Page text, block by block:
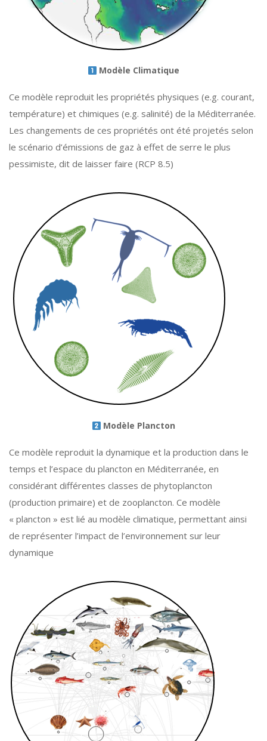
Modèle Climatique
Ce modèle reproduit les propriétés physiques (e.g. courant,
température) et chimiques (e.g. salinité) de la Méditerranée.
Les changements de ces propriétés ont été projetés selon
le scénario d’émissions de gaz à effet de serre le plus
pessimiste, dit de laisser faire (RCP 8.5)
Modèle Plancton
Ce modèle reproduit la dynamique et la production dans le
temps et l’espace du plancton en Méditerranée, en
considérant différentes classes de phytoplancton
(production primaire) et de zooplancton. Ce modèle
« plancton » est lié au modèle climatique, permettant ainsi
de représenter l’impact de l’environnement sur leur
dynamique